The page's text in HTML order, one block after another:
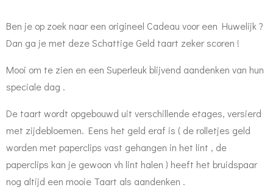
Ben je op zoek naar een origineel Cadeau voor een Huwelijk ?
Dan ga je met deze Schattige Geld taart zeker scoren !
Mooi om te zien en een Superleuk blijvend aandenken van hun
speciale dag .
De taart wordt opgebouwd uit verschillende etages, versierd
met zijdebloemen. Eens het geld eraf is ( de rolletjes geld
worden met paperclips vast gehangen in het lint , de
paperclips kan je gewoon vh lint halen ) heeft het bruidspaar
nog altijd een mooie Taart als aandenken .